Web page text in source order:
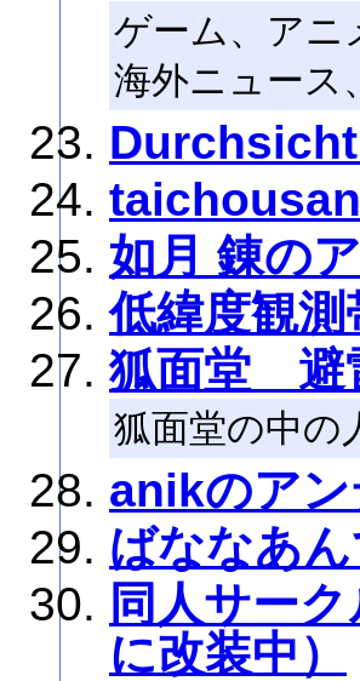
ゲーム、アニ
海外ニュース
如月 錬の
低緯度観測
狐面堂 避
狐面堂の中の
anikのアン
ばななあ
同人サー
に改装中）